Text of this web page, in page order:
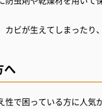
ビが生えてしまったり
へ
で困っている方に人気